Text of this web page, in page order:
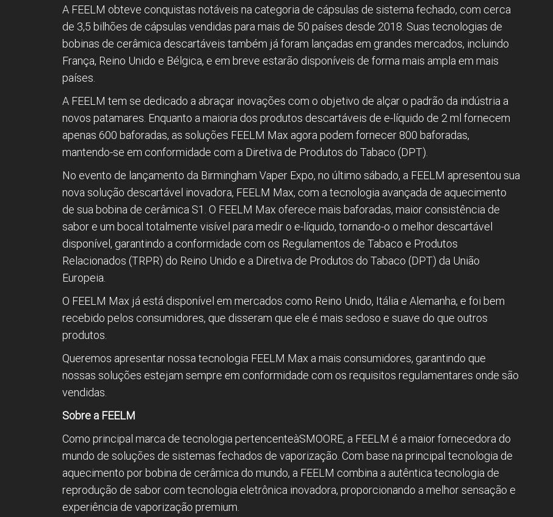
A FEELM obteve conquistas notáveis na categoria de cápsulas de sistema fechado, com cerca
de 3,5 bilhões de cápsulas vendidas para mais de 50 países desde 2018. Suas tecnologias de
bobinas de cerâmica descartáveis também já foram lançadas em grandes mercados, incluindo
França, Reino Unido e Bélgica, e em breve estarão disponíveis de forma mais ampla em mais
países.
A FEELM tem se dedicado a abraçar inovações com o objetivo de alçar o padrão da indústria a
novos patamares. Enquanto a maioria dos produtos descartáveis de e-líquido de 2 ml fornecem
apenas 600 baforadas, as soluções FEELM Max agora podem fornecer 800 baforadas,
mantendo-se em conformidade com a Diretiva de Produtos do Tabaco (DPT).
No evento de lançamento da Birmingham Vaper Expo, no último sábado, a FEELM apresentou sua
nova solução descartável inovadora, FEELM Max, com a tecnologia avançada de aquecimento
de sua bobina de cerâmica S1. O FEELM Max oferece mais baforadas, maior consistência de
sabor e um bocal totalmente visível para medir o e-líquido, tornando-o o melhor descartável
disponível, garantindo a conformidade com os Regulamentos de Tabaco e Produtos
Relacionados (TRPR) do Reino Unido e a Diretiva de Produtos do Tabaco (DPT) da União
Europeia.
O FEELM Max já está disponível em mercados como Reino Unido, Itália e Alemanha, e foi bem
recebido pelos consumidores, que disseram que ele é mais sedoso e suave do que outros
produtos.
Queremos apresentar nossa tecnologia FEELM Max a mais consumidores, garantindo que
nossas soluções estejam sempre em conformidade com os requisitos regulamentares onde são
vendidas.
Sobre a FEELM
Como principal marca de tecnologia pertencenteàSMOORE, a FEELM é a maior fornecedora do
mundo de soluções de sistemas fechados de vaporização. Com base na principal tecnologia de
aquecimento por bobina de cerâmica do mundo, a FEELM combina a autêntica tecnologia de
reprodução de sabor com tecnologia eletrônica inovadora, proporcionando a melhor sensação e
experiência de vaporização premium.